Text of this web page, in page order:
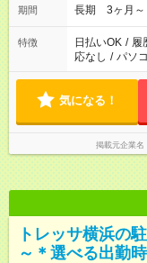
期間 長期 3ヶ月～
特徴 日払いOK / 履
応なし / パソ
気になる！
掲載元企業名
トレッサ横浜の
～＊選べる出勤